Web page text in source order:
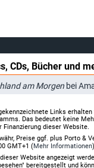
CDs, Bücher und
am Morgen bei
Links
Das bedeutet keine
dieser Website.
Preise ggf. plus Porto &
GMT+1 (Mehr Informationen)
Website angezeigt
bereitgestellt und